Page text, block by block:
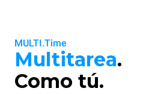
MULTI.Time
Multitarea.
Como tú.